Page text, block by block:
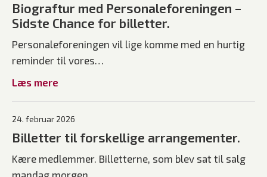
Biograftur med Personaleforeningen –
Sidste Chance for billetter.
Personaleforeningen vil lige komme med en hurtig
reminder til vores…
Læs mere
Billetter til forskellige arrangementer.
24. februar 2026
Kære medlemmer. Billetterne, som blev sat til salg
mandag morgen,…